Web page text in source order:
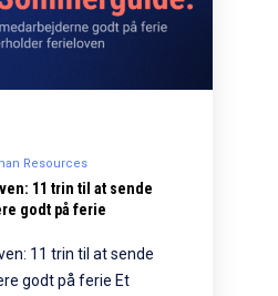
Resources
11 trin til at sende
godt på ferie
11 trin til at sende
godt på ferie Et